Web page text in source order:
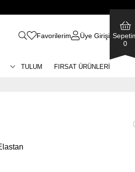
Favorilerim Üye Girişi
0
TULUM FIRSAT ÜRÜNLERİ